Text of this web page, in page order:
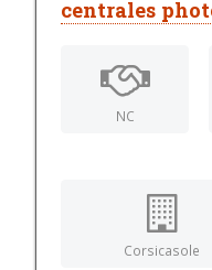
centrales
NC
Corsicasole